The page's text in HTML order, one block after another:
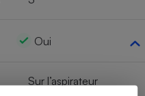
Oui
Sur l’aspirateur